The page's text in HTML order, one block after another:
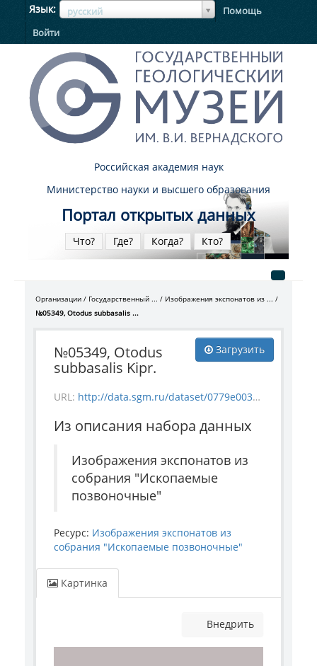
Язык русский
ЯзыкЯзык
Помощь
Войти
Российская академия наук
Министерство науки и высшего образования
Портал открытых данных
Что? Где? Когда? Кто?
Организации Государственный ...
Изображения экспонатов из ...
№05349, Otodus subbasalis ...
Загрузить
№05349, Otodus
subbasalis Kipr.
URL: http://data.sgm.ru/dataset/0779e003-a6be-4363-bd84-0ae696d3d0ba/resource/2cabc635-9f8f-4f0c-915b-79baa9dbc8e0/download/5349.jpg
Из описания набора данных
Изображения экспонатов из
собрания "Ископаемые
позвоночные"
Ресурс: Изображения экспонатов из
собрания "Ископаемые позвоночные"
Картинка
Внедрить